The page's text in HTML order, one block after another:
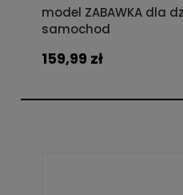
model ZABAWKA dla
samochod
159,99 zł